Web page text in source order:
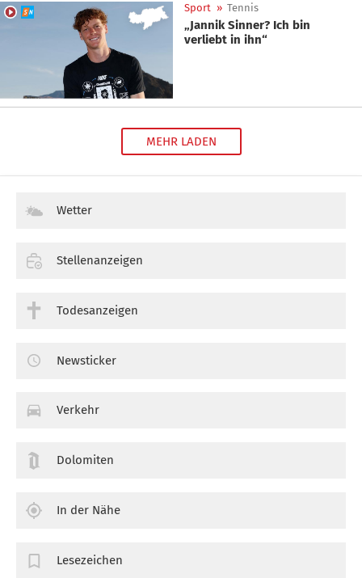
Sport » Tennis
„Jannik Sinner? Ich bin
verliebt in ihn“
MEHR LADEN
Wetter
Stellenanzeigen
Todesanzeigen
Newsticker
Verkehr
Dolomiten
In der Nähe
Lesezeichen